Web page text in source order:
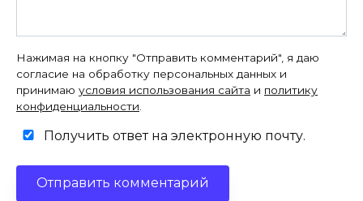
Нажимая на кнопку "Отправить комментарий", я даю
согласие на обработку персональных данных и
принимаю условия использования сайта и политику
конфиденциальности
Получить ответ на электронную почту.